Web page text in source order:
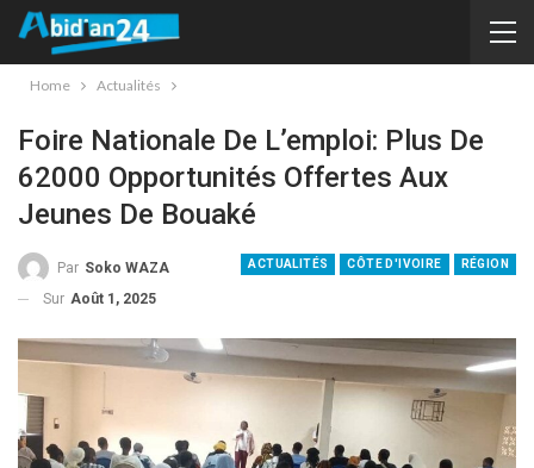
Home Actualités
Foire Nationale De L’emploi: Plus De
62000 Opportunités Offertes Aux
Jeunes De Bouaké
ACTUALITÉS CÔTE D'IVOIRE RÉGION
Par Soko WAZA
Sur Août 1, 2025